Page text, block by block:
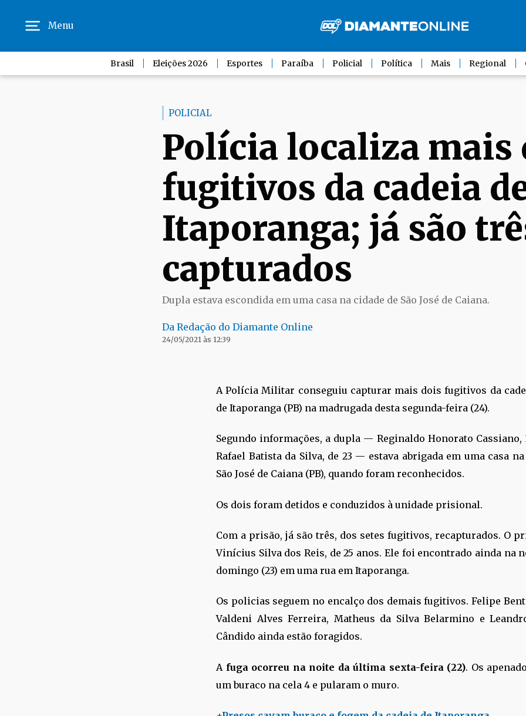
Menu
Brasil Eleições 2026 Esportes Paraíba Policial Política Mais Regional
POLICIAL
Polícia localiza mais
fugitivos da cadeia
Itaporanga; já são
capturados
Dupla estava escondida em uma casa na cidade de São José de Caiana.
Da Redação do Diamante Online
24/05/2021 às 12:39
A Polícia Militar conseguiu capturar mais dois fugitivos da
de Itaporanga (PB) na madrugada desta segunda-feira (24).
Segundo informações, a dupla — Reginaldo Honorato Cassiano,
Rafael Batista da Silva, de 23 — estava abrigada em uma casa
São José de Caiana (PB), quando foram reconhecidos.
Os dois foram detidos e conduzidos à unidade prisional.
Com a prisão, já são três, dos setes fugitivos, recapturados. O
Vinícius Silva dos Reis, de 25 anos. Ele foi encontrado ainda na
domingo (23) em uma rua em Itaporanga.
Os policias seguem no encalço dos demais fugitivos. Felipe
Valdeni Alves Ferreira, Matheus da Silva Belarmino e
Cândido ainda estão foragidos.
A fuga ocorreu na noite da última sexta-feira (22). Os
um buraco na cela 4 e pularam o muro.